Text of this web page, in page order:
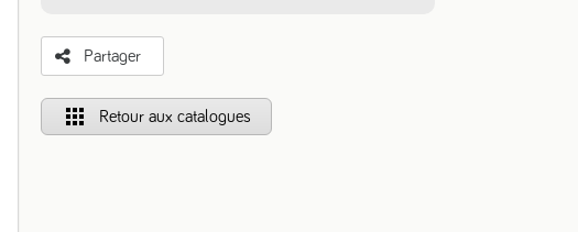
Partager
apps Retour aux catalogues